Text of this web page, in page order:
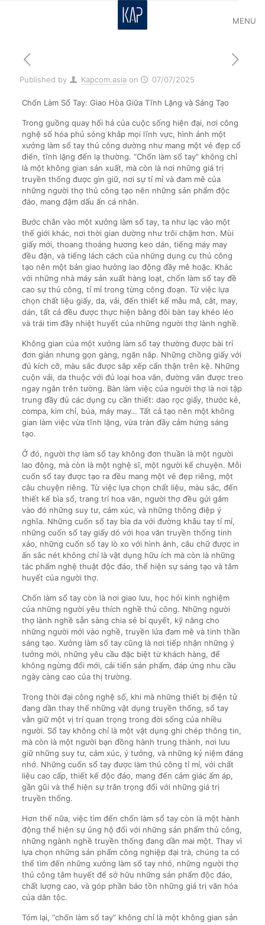
MENU
Published by Kapcom.asia on 07/07/2025
Chốn Làm Sổ Tay: Giao Hòa Giữa Tĩnh Lặng và Sáng Tạo
Trong guồng quay hối hả của cuộc sống hiện đại, nơi công
nghệ số hóa phủ sóng khắp mọi lĩnh vực, hình ảnh một
xưởng làm sổ tay thủ công dường như mang một vẻ đẹp cổ
điển, tĩnh lặng đến lạ thường. “Chốn làm sổ tay” không chỉ
là một không gian sản xuất, mà còn là nơi những giá trị
truyền thống được gìn giữ, nơi sự tỉ mỉ và đam mê của
những người thợ thủ công tạo nên những sản phẩm độc
đáo, mang đậm dấu ấn cá nhân.
Bước chân vào một xưởng làm sổ tay, ta như lạc vào một
thế giới khác, nơi thời gian dường như trôi chậm hơn. Mùi
giấy mới, thoang thoảng hương keo dán, tiếng máy may
đều đặn, và tiếng lách cách của những dụng cụ thủ công
tạo nên một bản giao hưởng lao động đầy mê hoặc. Khác
với những nhà máy sản xuất hàng loạt, chốn làm sổ tay đề
cao sự thủ công, tỉ mỉ trong từng công đoạn. Từ việc lựa
chọn chất liệu giấy, da, vải, đến thiết kế mẫu mã, cắt, may,
dán, tất cả đều được thực hiện bằng đôi bàn tay khéo léo
và trái tim đầy nhiệt huyết của những người thợ lành nghề.
Không gian của một xưởng làm sổ tay thường được bài trí
đơn giản nhưng gọn gàng, ngăn nắp. Những chồng giấy với
đủ kích cỡ, màu sắc được sắp xếp cẩn thận trên kệ. Những
cuộn vải, da thuộc với đủ loại hoa văn, đường vân được treo
ngay ngắn trên tường. Bàn làm việc của người thợ là nơi tập
trung đầy đủ các dụng cụ cần thiết: dao rọc giấy, thước kẻ,
compa, kim chỉ, búa, máy may… Tất cả tạo nên một không
gian làm việc vừa tĩnh lặng, vừa tràn đầy cảm hứng sáng
tạo.
Ở đó, người thợ làm sổ tay không đơn thuần là một người
lao động, mà còn là một nghệ sĩ, một người kể chuyện. Mỗi
cuốn sổ tay được tạo ra đều mang một vẻ đẹp riêng, một
câu chuyện riêng. Từ việc lựa chọn chất liệu, màu sắc, đến
thiết kế bìa sổ, trang trí hoa văn, người thợ đều gửi gắm
vào đó những suy tư, cảm xúc, và những thông điệp ý
nghĩa. Những cuốn sổ tay bìa da với đường khâu tay tỉ mỉ,
những cuốn sổ tay giấy dó với hoa văn truyền thống tinh
xảo, những cuốn sổ tay lò xo với hình ảnh, câu chữ được in
ấn sắc nét không chỉ là vật dụng hữu ích mà còn là những
tác phẩm nghệ thuật độc đáo, thể hiện sự sáng tạo và tâm
huyết của người thợ.
Chốn làm sổ tay còn là nơi giao lưu, học hỏi kinh nghiệm
của những người yêu thích nghề thủ công. Những người
thợ lành nghề sẵn sàng chia sẻ bí quyết, kỹ năng cho
những người mới vào nghề, truyền lửa đam mê và tinh thần
sáng tạo. Xưởng làm sổ tay cũng là nơi tiếp nhận những ý
tưởng mới, những yêu cầu đặc biệt từ khách hàng, để
không ngừng đổi mới, cải tiến sản phẩm, đáp ứng nhu cầu
ngày càng cao của thị trường.
Trong thời đại công nghệ số, khi mà những thiết bị điện tử
đang dần thay thế những vật dụng truyền thống, sổ tay
vẫn giữ một vị trí quan trọng trong đời sống của nhiều
người. Sổ tay không chỉ là một vật dụng ghi chép thông tin,
mà còn là một người bạn đồng hành trung thành, nơi lưu
giữ những suy tư, cảm xúc, ý tưởng, và những kỷ niệm đáng
nhớ. Những cuốn sổ tay được làm thủ công tỉ mỉ, với chất
liệu cao cấp, thiết kế độc đáo, mang đến cảm giác ấm áp,
gần gũi và thể hiện sự trân trọng đối với những giá trị
truyền thống.
Hơn thế nữa, việc tìm đến chốn làm sổ tay còn là một hành
động thể hiện sự ủng hộ đối với những sản phẩm thủ công,
những ngành nghề truyền thống đang dần mai một. Thay vì
lựa chọn những sản phẩm công nghiệp đại trà, chúng ta có
thể tìm đến những xưởng làm sổ tay nhỏ, những người thợ
thủ công tâm huyết để sở hữu những sản phẩm độc đáo,
chất lượng cao, và góp phần bảo tồn những giá trị văn hóa
của dân tộc.
Tóm lại, “chốn làm sổ tay” không chỉ là một không gian sản